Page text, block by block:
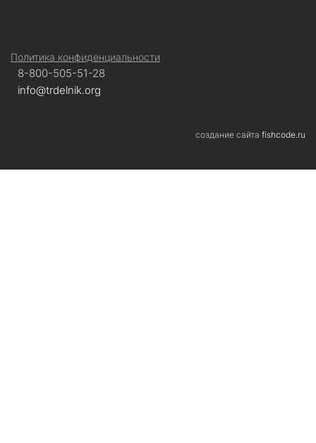
Политика конфиденциальности
8-800-505-51-28
info@trdelnik.org
cоздание сайта fishcode.ru
информация о франшизе, оставьте вашу
информацию